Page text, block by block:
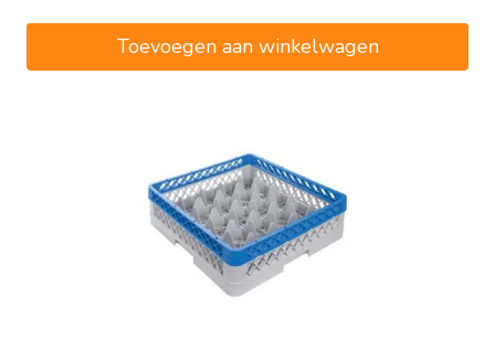
€17,25.Toevoegen aan winkelwagen